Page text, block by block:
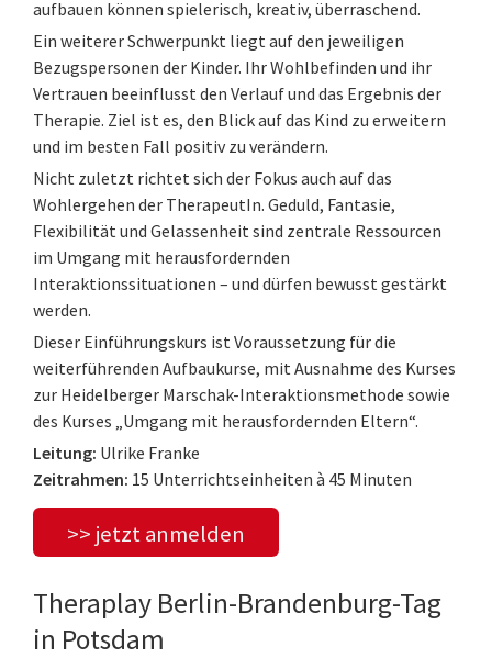
aufbauen können spielerisch, kreativ, überraschend.
Ein weiterer Schwerpunkt liegt auf den jeweiligen
Bezugspersonen der Kinder. Ihr Wohlbefinden und ihr
Vertrauen beeinflusst den Verlauf und das Ergebnis der
Therapie. Ziel ist es, den Blick auf das Kind zu erweitern
und im besten Fall positiv zu verändern.
Nicht zuletzt richtet sich der Fokus auch auf das
Wohlergehen der TherapeutIn. Geduld, Fantasie,
Flexibilität und Gelassenheit sind zentrale Ressourcen
im Umgang mit herausfordernden
Interaktionssituationen – und dürfen bewusst gestärkt
werden.
Dieser Einführungskurs ist Voraussetzung für die
weiterführenden Aufbaukurse, mit Ausnahme des Kurses
zur Heidelberger Marschak-Interaktionsmethode sowie
des Kurses „Umgang mit herausfordernden Eltern“.
Leitung: Ulrike Franke
Zeitrahmen: 15 Unterrichtseinheiten à 45 Minuten
>> jetzt anmelden
Theraplay Berlin-Brandenburg-Tag
in Potsdam